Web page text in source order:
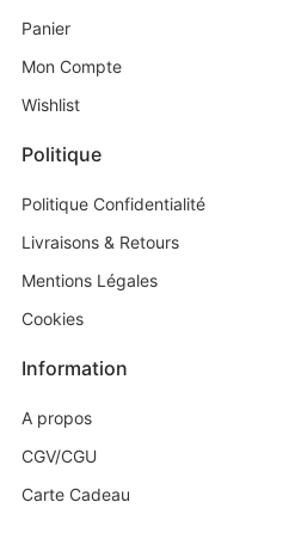
Panier
Mon Compte
Wishlist
Politique
Politique Confidentialité
Livraisons & Retours
Mentions Légales
Cookies
Information
A propos
CGV/CGU
Carte Cadeau